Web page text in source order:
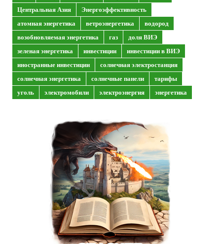
Центральная Азия
Энергоэффективность
атомная энергетика
ветроэнергетика
водород
возобновляемая энергетика
газ
доля ВИЭ
зеленая энергетика
инвестиции
инвестиции в ВИЭ
иностранные инвестиции
солнечная электростанция
солнечная энергетика
солнечные панели
тарифы
уголь
электромобили электроэнергия энергетика